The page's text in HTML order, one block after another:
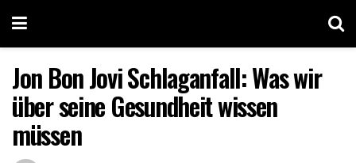
Jon Bon Jovi Schlaganfall: Was wir
über seine Gesundheit wissen
müssen